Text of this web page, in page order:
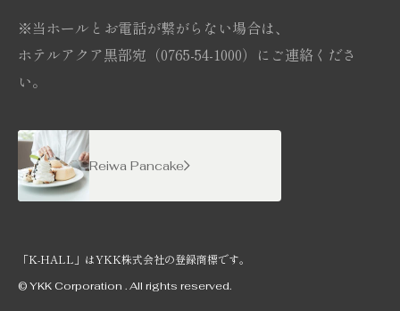
※当ホールとお電話が繋がらない場合は、
ホテルアクア黒部宛（0765-54-1000）にご連絡くださ
い。
Reiwa Pancake
「K-HALL」はYKK株式会社の登録商標です。
© YKK Corporation . All rights reserved.